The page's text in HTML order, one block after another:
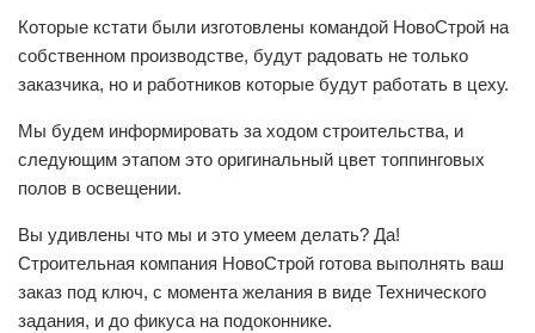
Которые кстати были изготовлены командой НовоСтрой на
собственном производстве, будут радовать не только
заказчика, но и работников которые будут работать в цеху.
Мы будем информировать за ходом строительства, и
следующим этапом это оригинальный цвет топпинговых
полов в освещении.
Вы удивлены что мы и это умеем делать? Да!
Строительная компания НовоСтрой готова выполнять ваш
заказ под ключ, с момента желания в виде Технического
задания, и до фикуса на подоконнике.